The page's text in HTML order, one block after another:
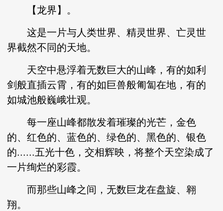
【龙界】。
这是一片与人类世界、精灵世界、亡灵世
界截然不同的天地。
天空中悬浮着无数巨大的山峰，有的如利
剑般直插云霄，有的如巨兽般匍匐在地，有的
如城池般巍峨壮观。
每一座山峰都散发着璀璨的光芒，金色
的、红色的、蓝色的、绿色的、黑色的、银色
的......五光十色，交相辉映，将整个天空染成了
一片绚烂的彩霞。
而那些山峰之间，无数巨龙在盘旋、翱
翔。